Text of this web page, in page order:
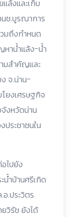
ล้งและเก็บ
ช.บูรณาการ
มถึงกำหนด
หาน้ำแล้ง-น้ำ
มสำคัญและ
จ.น่าน-
ยงเศรษฐกิจ
งหวัดน่าน
ระชาชนใน
ไปยัง
น้ำบ้านศรีเกิด
.ประวิตร
วิรัช ยังได้